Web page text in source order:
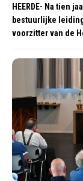
HEERDE- Na tien
bestuurlijke
voorzitter van de